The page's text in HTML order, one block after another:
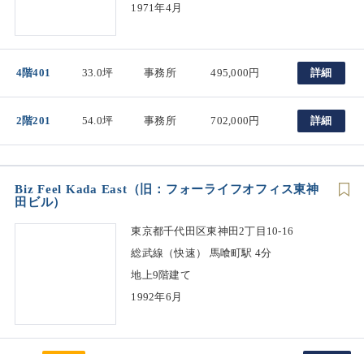
1971年4月
4階401 33.0坪 事務所 495,000円 詳細
2階201 54.0坪 事務所 702,000円 詳細
Biz Feel Kada East（旧：フォーライフオフィス東神
田ビル）
東京都千代田区東神田2丁目10-16
総武線（快速） 馬喰町駅 4分
地上9階建て
1992年6月